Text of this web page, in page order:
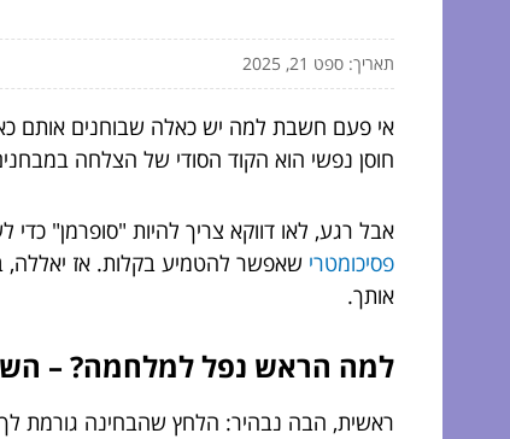
תאריך: ספט 21, 2025
אי פעם חשבת למה יש כאלה שבוחנים אותם
חוסן נפשי הוא הקוד הסודי של הצלחה
אבל רגע, לאו דווקא צריך להיות "סופרמן"
פסיכומטרי שאפשר להטמיע בקלות. אז יאללה,
אותך.
למה הראש נפל למלחמה? –
ראשית, הבה נבהיר: הלחץ שהבחינה גורמת